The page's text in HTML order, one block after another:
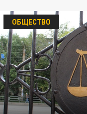
ОБЩЕСТВО